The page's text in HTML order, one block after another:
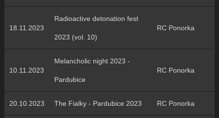
18.11.2023
Radioactive detonation fest
2023 (vol. 10)
RC Ponorka
10.11.2023
Melancholic night 2023 -
Pardubice
RC Ponorka
20.10.2023 The Fialky - Pardubice 2023 RC Ponorka